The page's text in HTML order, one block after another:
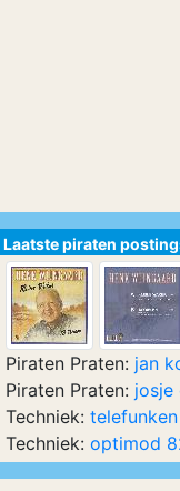
Laatste piraten
Piraten Praten: jan
Piraten Praten: josje
Techniek:
Techniek: optimod